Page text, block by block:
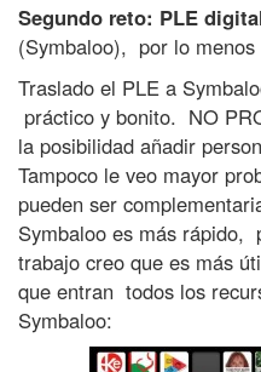
a
z
ó
n
–
M
u
n
d
a
i
Segundo reto: PLE
(Symbaloo), por lo
Traslado el PLE a
práctico y bonito. NO
la posibilidad añadir
Tampoco le veo mayor
pueden ser
Symbaloo es más rápido,
trabajo creo que es más
que entran todos los
Symbaloo: